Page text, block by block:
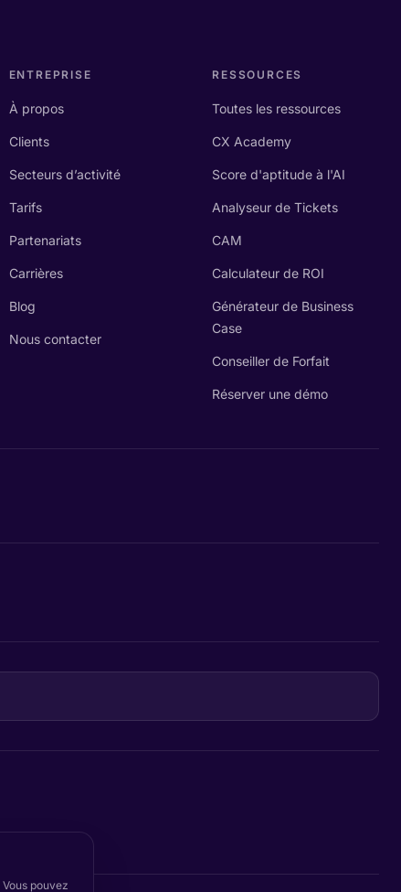
ENTREPRISE
À propos
Clients
Secteurs d’activité
Tarifs
Partenariats
Carrières
Blog
Nous contacter
RESSOURCES
Toutes les ressources
CX Academy
Score d'aptitude à l'AI
Analyseur de Tickets
CAM
Calculateur de ROI
Générateur de Business
Case
Conseiller de Forfait
Réserver une démo
pouvez